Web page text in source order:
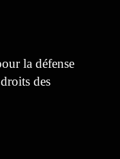
la défense
des